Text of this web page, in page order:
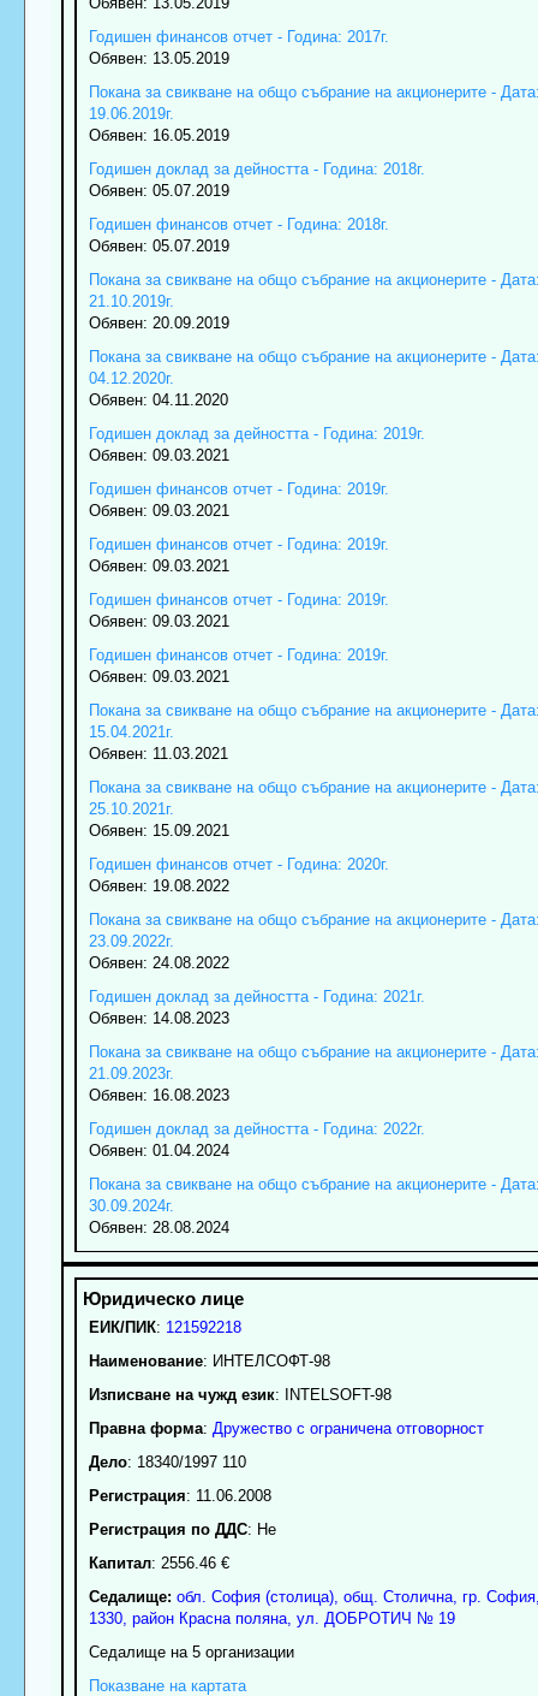
Годишен финансов отчет - Година: 2017г.
Обявен: 13.05.2019
Покана за свикване на общо събрание на акционерите -
19.06.2019г.
Обявен: 16.05.2019
Годишен доклад за дейността - Година: 2018г.
Обявен: 05.07.2019
Годишен финансов отчет - Година: 2018г.
Обявен: 05.07.2019
Покана за свикване на общо събрание на акционерите -
21.10.2019г.
Обявен: 20.09.2019
Покана за свикване на общо събрание на акционерите -
04.12.2020г.
Обявен: 04.11.2020
Годишен доклад за дейността - Година: 2019г.
Обявен: 09.03.2021
Годишен финансов отчет - Година: 2019г.
Обявен: 09.03.2021
Годишен финансов отчет - Година: 2019г.
Обявен: 09.03.2021
Годишен финансов отчет - Година: 2019г.
Обявен: 09.03.2021
Годишен финансов отчет - Година: 2019г.
Обявен: 09.03.2021
Покана за свикване на общо събрание на акционерите -
15.04.2021г.
Обявен: 11.03.2021
Покана за свикване на общо събрание на акционерите -
25.10.2021г.
Обявен: 15.09.2021
Годишен финансов отчет - Година: 2020г.
Обявен: 19.08.2022
Покана за свикване на общо събрание на акционерите -
23.09.2022г.
Обявен: 24.08.2022
Годишен доклад за дейността - Година: 2021г.
Обявен: 14.08.2023
Покана за свикване на общо събрание на акционерите -
21.09.2023г.
Обявен: 16.08.2023
Годишен доклад за дейността - Година: 2022г.
Обявен: 01.04.2024
Покана за свикване на общо събрание на акционерите -
30.09.2024г.
Обявен: 28.08.2024
ЕИК/ПИК: 121592218
Наименование: ИНТЕЛСОФТ-98
Изписване на чужд език: INTELSOFT-98
Правна форма: Дружество с ограничена отговорност
Дело: 18340/1997 110
Регистрация: 11.06.2008
Регистрация по ДДС: Нe
Капитал: 2556.46 €
Седалище: обл. София (столица), общ. Столична, гр. София
1330, район Красна поляна, ул. ДОБРОТИЧ № 19
Седалище на 5 организации
Показване на картата